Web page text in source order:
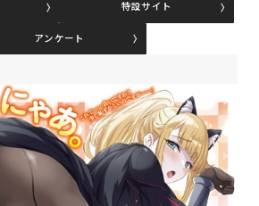
特設サイト
アンケート